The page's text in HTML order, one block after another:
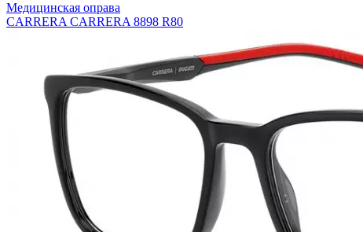
Медицинская оправа
CARRERA CARRERA 8898 R80